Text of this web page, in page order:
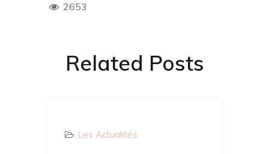
2653
Related Posts
Les Actualités